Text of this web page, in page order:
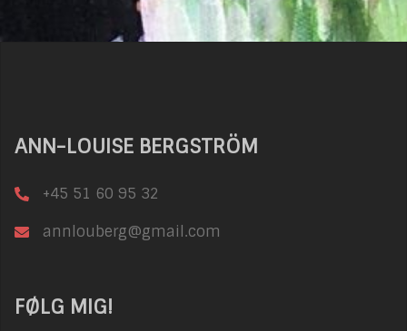
ANN-LOUISE BERGSTRÖM
+45 51 60 95 32
annlouberg@gmail.com
FØLG MIG!